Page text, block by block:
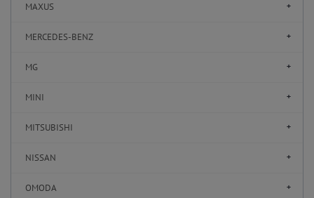
MAXUS
MERCEDES-BENZ
MG
MINI
MITSUBISHI
NISSAN
OMODA